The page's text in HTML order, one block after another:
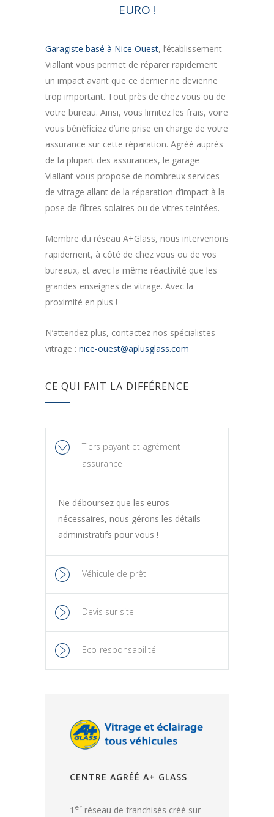
EURO !
Garagiste basé à Nice Ouest, l’établissement
Viallant vous permet de réparer rapidement
un impact avant que ce dernier ne devienne
trop important. Tout près de chez vous ou de
votre bureau. Ainsi, vous limitez les frais, voire
vous bénéficiez d’une prise en charge de votre
assurance sur cette réparation. Agréé auprès
de la plupart des assurances, le garage
Viallant vous propose de nombreux services
de vitrage allant de la réparation d’impact à la
pose de filtres solaires ou de vitres teintées.
Membre du réseau A+Glass, nous intervenons
rapidement, à côté de chez vous ou de vos
bureaux, et avec la même réactivité que les
grandes enseignes de vitrage. Avec la
proximité en plus !
N’attendez plus, contactez nos spécialistes
vitrage : nice-ouest@aplusglass.com
CE QUI FAIT LA DIFFÉRENCE
Tiers payant et agrément
assurance
Ne déboursez que les euros
nécessaires, nous gérons les détails
administratifs pour vous !
Véhicule de prêt
Devis sur site
Eco-responsabilité
CENTRE AGRÉÉ A+ GLASS
1 er réseau de franchisés créé sur